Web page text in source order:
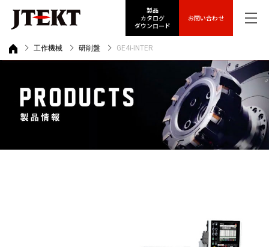
製品
カタログ
ダウンロード
お問い合わせ
工作機械 研削盤 GE4i-INTER